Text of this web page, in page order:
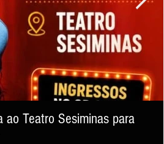
ao Teatro Sesiminas para